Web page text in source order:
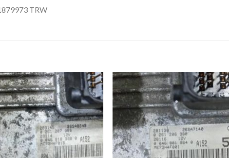
TRW
İstek
Listeme
Ekle
İstek
Listeme